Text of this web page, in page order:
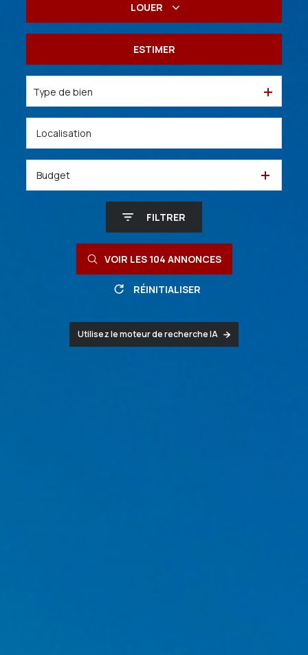
De l'immo pro
LOUER
De l'immo pro
ESTIMER
Type de bien
Budget
FILTRER
VOIR LES 104 ANNONCES
RÉINITIALISER
Utilisez le moteur de recherche IA